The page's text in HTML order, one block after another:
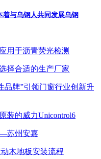
与乌钢人共同发展乌钢
用于沥青荧光检测
择合适的生产厂家
品牌”引领门窗行业创新升
装的威力Unicontrol6
苏州安嘉
木地板安装流程